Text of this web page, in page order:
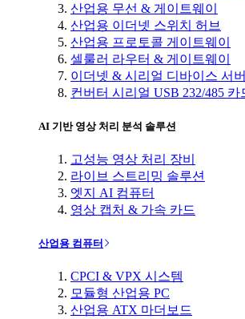
산업용 무선 & 게이트웨이
산업용 이더넷 스위치 허브
산업용 프로토콜 게이트웨이
셀룰러 라우터 & 게이트웨이
이더넷 & 시리얼 디바이스 서버
컨버터 시리얼 USB 232/485 카
AI 기반 영상 처리 분석 솔루션
고성능 영상 처리 장비
라이브 스트리밍 솔루션
엣지 AI 컴퓨터
영상 캡처 & 가속 카드
산업용 컴퓨터
CPCI & VPX 시스템
모듈형 산업용 PC
산업용 ATX 마더보드